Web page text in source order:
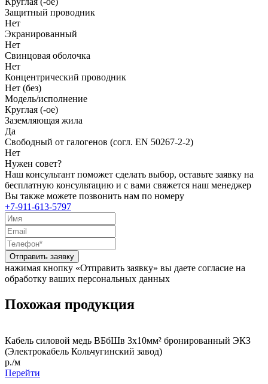
Защитный проводник
Нет
Экранированный
Нет
Свинцовая оболочка
Нет
Концентрический проводник
Нет (без)
Модель/исполнение
Круглая (-ое)
Заземляющая жила
Да
Свободный от галогенов (согл. EN 50267-2-2)
Нет
Нужен совет?
Наш консультант поможет сделать выбор, оставьте заявку на
бесплатную консультацию и с вами свяжется наш менеджер
Вы также можете позвонить нам по номеру
+7-911-613-5797
Отправить заявку
нажимая кнопку «Отправить заявку» вы даете согласие на
обработку ваших персональных данных
Похожая продукция
Кабель силовой медь ВБбШв 3x10мм² бронированный ЭКЗ
(Электрокабель Кольчугинский завод)
р./м
Перейти